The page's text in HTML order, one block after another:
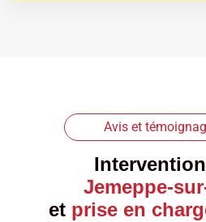
Avis et
Jemeppe-
et prise en